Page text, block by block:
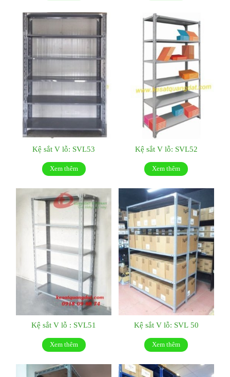
Kệ sắt V lỗ: SVL53
Xem thêm
Kệ sắt V lỗ: SVL52
Xem thêm
Kệ sắt V lỗ : SVL51
Xem thêm
Kệ sắt V lỗ: SVL 50
Xem thêm